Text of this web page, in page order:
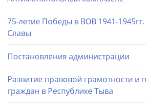
75-летие Победы в ВОВ 1941-
Славы
Постановления администрации
Развитие правовой грамотности и
граждан в Республике Тыва